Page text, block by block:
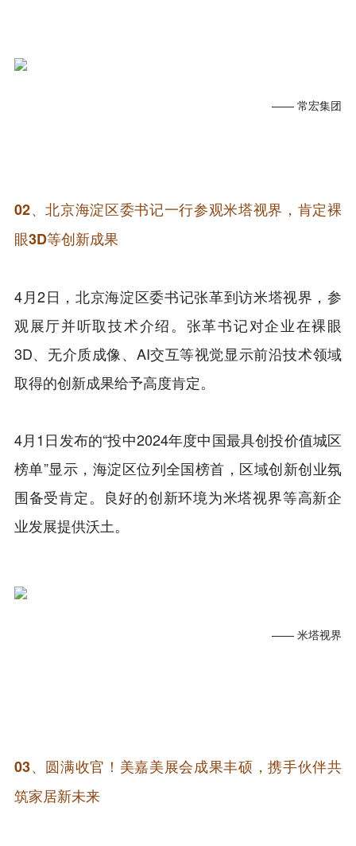
—— 常宏集团
02、北京海淀区委书记一行参观米塔视界，肯定裸
眼3D等创新成果
4月2日，北京海淀区委书记张革到访米塔视界，参
观展厅并听取技术介绍。张革书记对企业在裸眼
3D、无介质成像、AI交互等视觉显示前沿技术领域
取得的创新成果给予高度肯定。
4月1日发布的“投中2024年度中国最具创投价值城区
榜单”显示，海淀区位列全国榜首，区域创新创业氛
围备受肯定。良好的创新环境为米塔视界等高新企
业发展提供沃土。
—— 米塔视界
03、 圆满收官！美嘉美展会成果丰硕，携手伙伴共
筑家居新未来